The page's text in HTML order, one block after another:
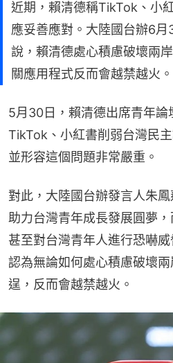
近期，賴清德稱TikTok、小
應妥善應對。大陸國台辦6
說，賴清德處心積慮破壞兩
關應用程式反而會越禁越火。
5月30日，賴清德出席青年論
TikTok、小紅書削弱台灣民
並形容這個問題非常嚴重。
對此，大陸國台辦發言人朱
助力台灣青年成長發展圓夢，
甚至對台灣青年人進行恐嚇
認為無論如何處心積慮破壞
逞，反而會越禁越火。